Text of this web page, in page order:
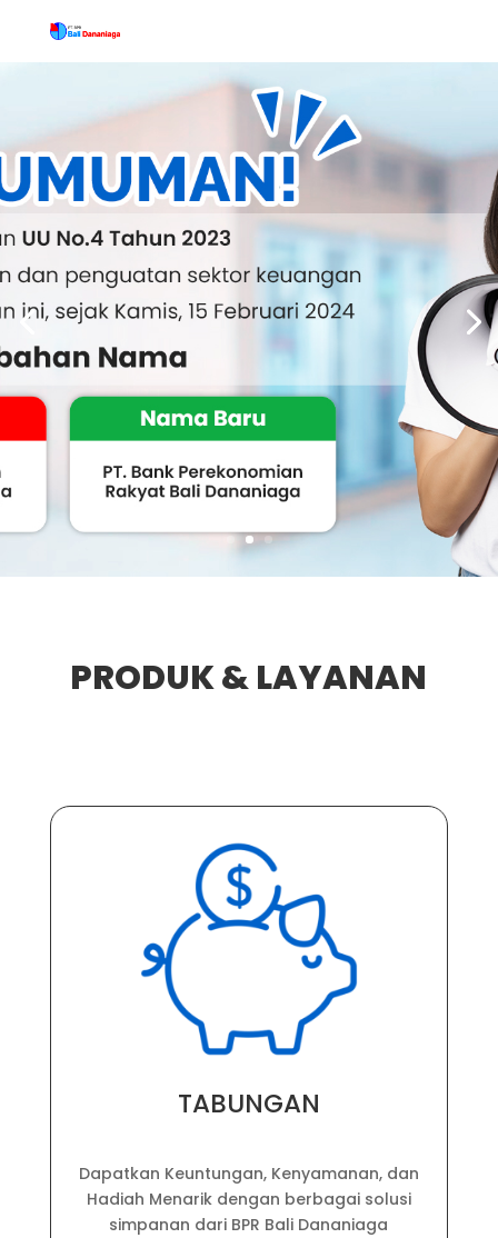
PRODUK & LAYANAN
TABUNGAN
Dapatkan Keuntungan, Kenyamanan, dan
Hadiah Menarik dengan berbagai solusi
simpanan dari BPR Bali Dananiaga